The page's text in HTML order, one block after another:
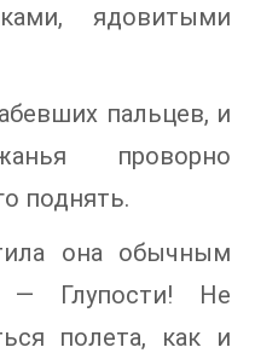
ядовитыми
пальцев, и
проворно
поднять.
она обычным
— Глупости! Не
полета, как и